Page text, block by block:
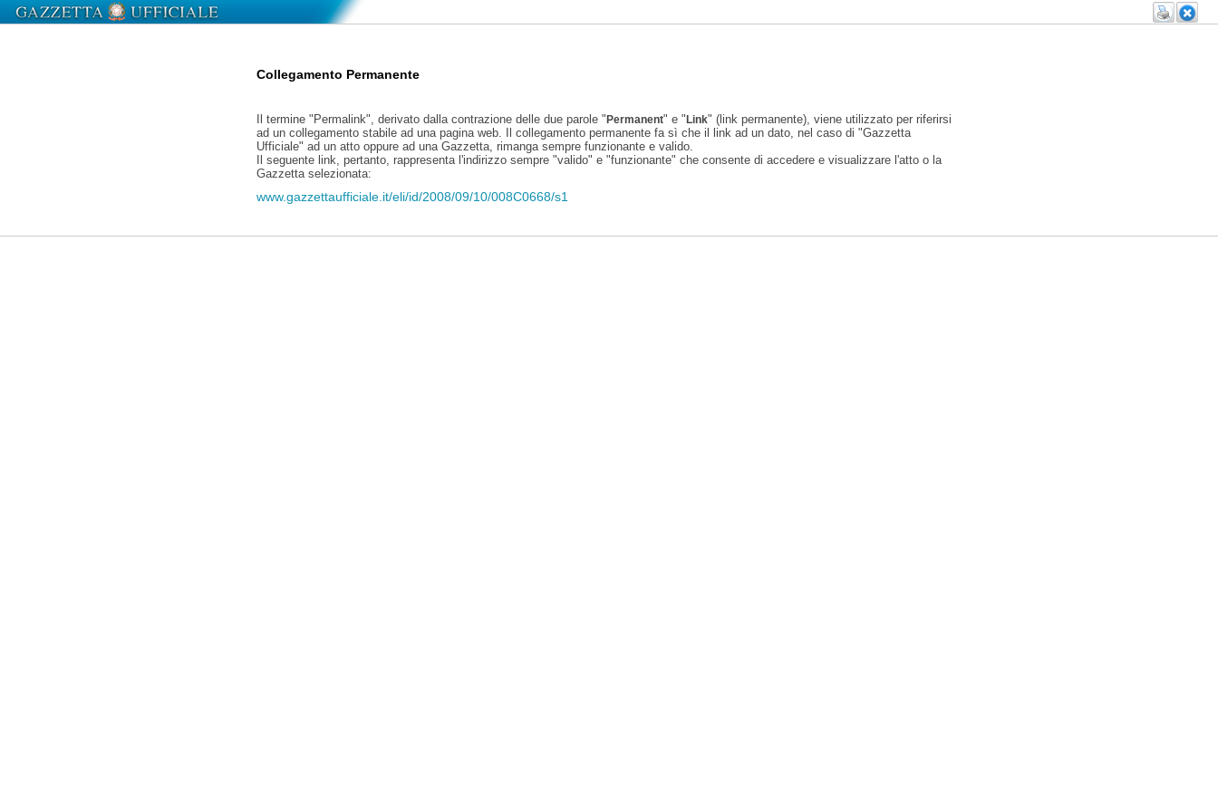
Collegamento Permanente
Il termine "Permalink", derivato dalla contrazione delle due parole "Permanent" e "Link" (link permanente), viene utilizzato per riferirsi
ad un collegamento stabile ad una pagina web. Il collegamento permanente fa sì che il link ad un dato, nel caso di "Gazzetta
Ufficiale" ad un atto oppure ad una Gazzetta, rimanga sempre funzionante e valido.
Il seguente link, pertanto, rappresenta l'indirizzo sempre "valido" e "funzionante" che consente di accedere e visualizzare l'atto o la
Gazzetta selezionata:
www.gazzettaufficiale.it/eli/id/2008/09/10/008C0668/s1